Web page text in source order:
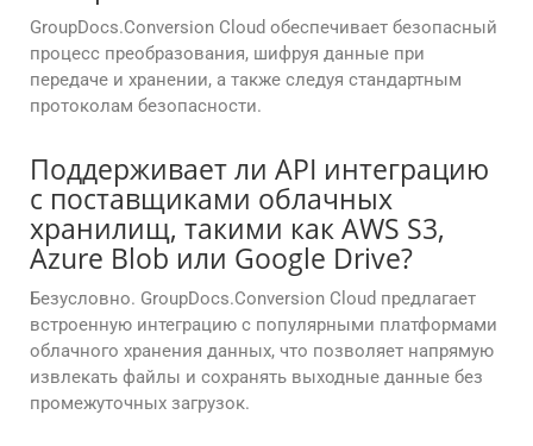
GroupDocs.Conversion Cloud обеспечивает безопасный
процесс преобразования, шифруя данные при
передаче и хранении, а также следуя стандартным
протоколам безопасности.
Поддерживает ли API интеграцию
с поставщиками облачных
хранилищ, такими как AWS S3,
Azure Blob или Google Drive?
Безусловно. GroupDocs.Conversion Cloud предлагает
встроенную интеграцию с популярными платформами
облачного хранения данных, что позволяет напрямую
извлекать файлы и сохранять выходные данные без
промежуточных загрузок.